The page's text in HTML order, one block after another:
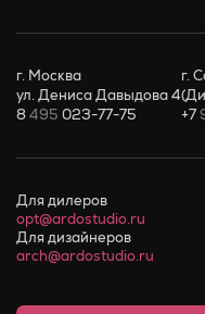
г. Москва
ул. Дениса Давыдова 4
8495 023-77-75
г.
+7
Для дилеров
opt@ardostudio.ru
Для дизайнеров
arch@ardostudio.ru